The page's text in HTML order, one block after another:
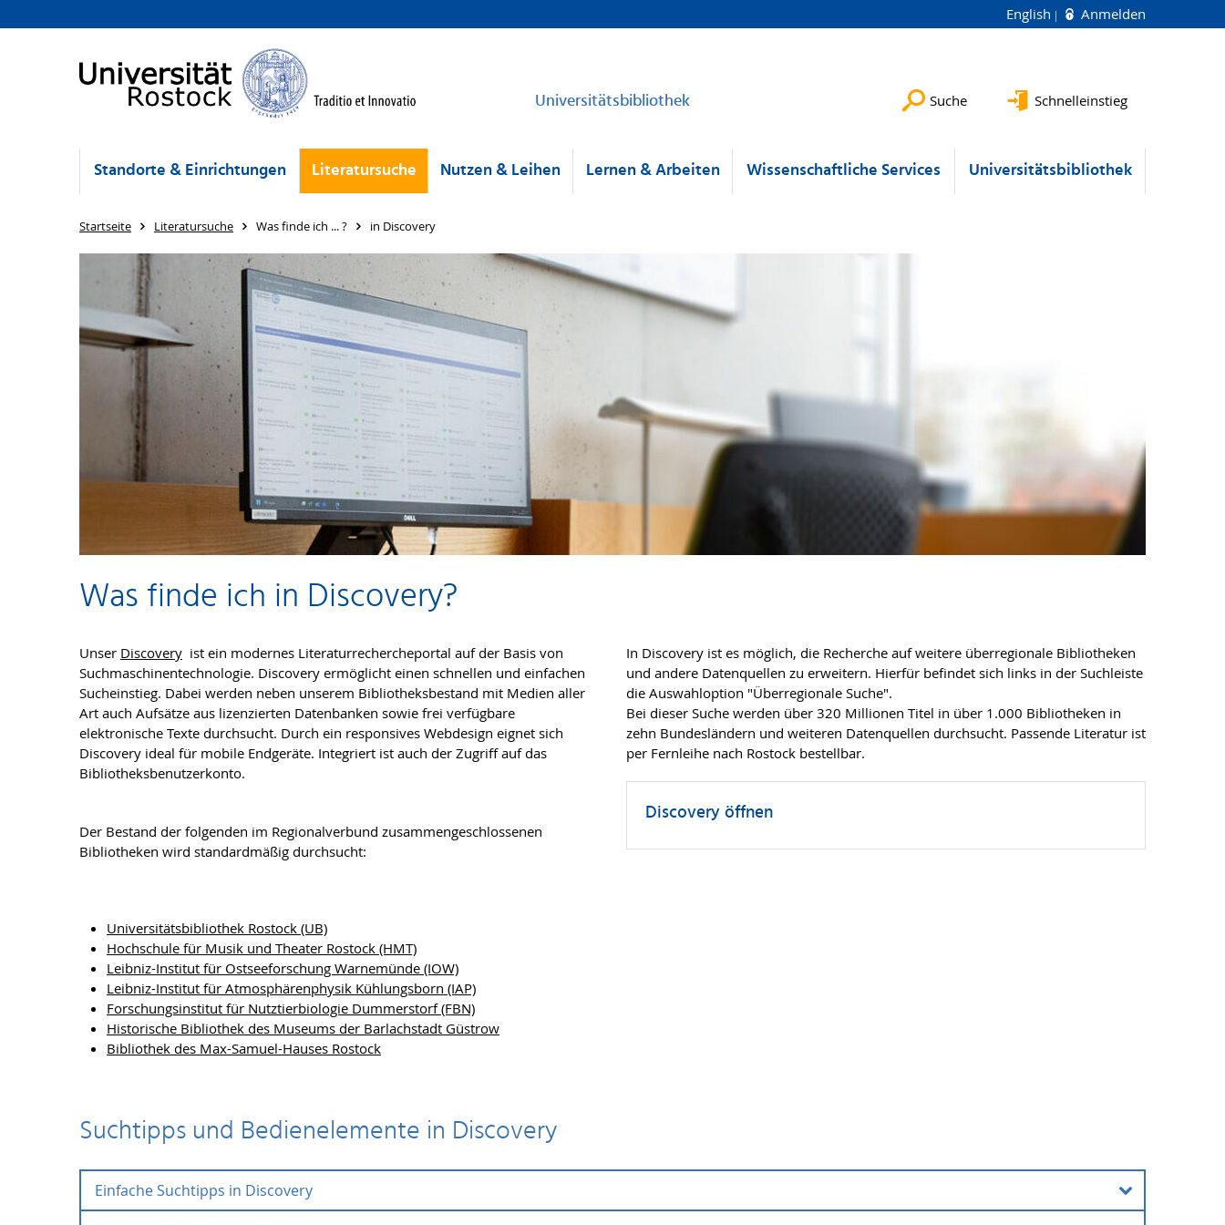
English Anmelden
Universitätsbibliothek Suche Schnelleinstieg
Standorte & Einrichtungen Literatursuche Nutzen & Leihen Lernen & Arbeiten Wissenschaftliche Services Universitätsbibliothek
Startseite Literatursuche Was finde ich ... ? in Discovery
Was finde ich in Discovery?
Unser Discovery ist ein modernes Literaturrechercheportal auf der Basis von
Suchmaschinentechnologie. Discovery ermöglicht einen schnellen und einfachen
Sucheinstieg. Dabei werden neben unserem Bibliotheksbestand mit Medien aller
Art auch Aufsätze aus lizenzierten Datenbanken sowie frei verfügbare
elektronische Texte durchsucht. Durch ein responsives Webdesign eignet sich
Discovery ideal für mobile Endgeräte. Integriert ist auch der Zugriff auf das
Bibliotheksbenutzerkonto.
Der Bestand der folgenden im Regionalverbund zusammengeschlossenen
Bibliotheken wird standardmäßig durchsucht:
Universitätsbibliothek Rostock (UB)
Hochschule für Musik und Theater Rostock (HMT)
Leibniz-Institut für Ostseeforschung Warnemünde (IOW)
Leibniz-Institut für Atmosphärenphysik Kühlungsborn (IAP)
Forschungsinstitut für Nutztierbiologie Dummerstorf (FBN)
Historische Bibliothek des Museums der Barlachstadt Güstrow
Bibliothek des Max-Samuel-Hauses Rostock
In Discovery ist es möglich, die Recherche auf weitere überregionale Bibliotheken
und andere Datenquellen zu erweitern. Hierfür befindet sich links in der Suchleiste
die Auswahloption "Überregionale Suche".
Bei dieser Suche werden über 320 Millionen Titel in über 1.000 Bibliotheken in
zehn Bundesländern und weiteren Datenquellen durchsucht. Passende Literatur ist
per Fernleihe nach Rostock bestellbar.
Discovery öffnen
Suchtipps und Bedienelemente in Discovery
Einfache Suchtipps in Discovery